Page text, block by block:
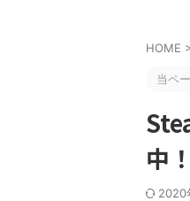
HOME
当ペ
中
2020